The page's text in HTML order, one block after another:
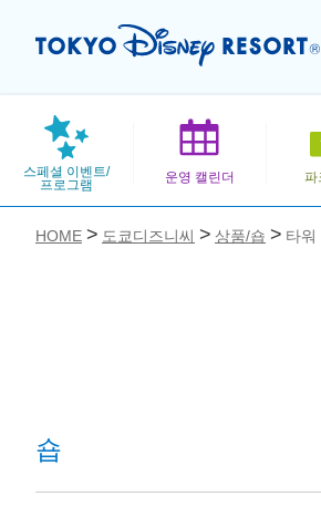
스페셜 이벤트/
프로그램
운영 캘린더 파
HOME 도쿄디즈니씨 상품/숍 타워
숍